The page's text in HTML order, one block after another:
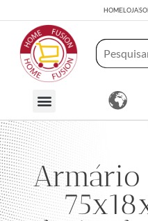
HOMELOJA
Armário